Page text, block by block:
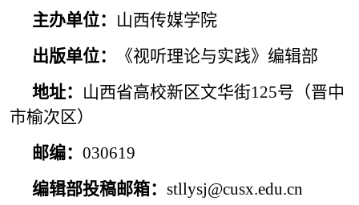
主办单位： 山西传媒学院
出版单位：
《视听理论与实践》编辑部
地址： 山西省高校新区文华街125号（晋中
市榆次区）
邮编： 030619
编辑部投稿邮箱： stllysj@cusx.edu.cn